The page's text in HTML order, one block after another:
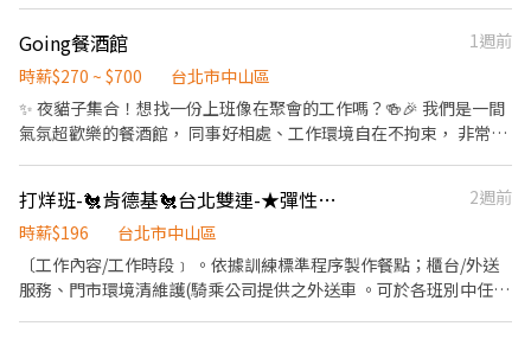
Going餐酒館
1週前
時薪$270 ~ $700
台北市中山區
✨ 夜貓子集合！想找一份上班像在聚會的工作嗎？🍻🎉 我們是一間
氣氛超歡樂的餐酒館， 同事好相處、工作環境自在不拘束， 非常適
讓客人玩得開心 • 維持桌面整潔與環境整理 💰 薪資福利 • 時薪
250 元起 • 全勤獎金 ✨ • 小費自己收 💵 • 額外獎金制度，努力看
得見 • 一個月平均時薪 500-1000🔝 ⏰ 工作時間 • 營業時間：
20:00－04:00 • 每週至少排班 1 天 • 雙週排班制，時間自由好安
打烊班-🐔肯德基🐔台北雙連-★彈性周排班★-"$196"-另享外送獎金
2週前
時薪$196
台北市中山區
〔工作內容/工作時段﹞ 。依據訓練標準程序製作餐點；櫃台/外送
服務、門市環境清維護(騎乘公司提供之外送車 。可於各班別中任選